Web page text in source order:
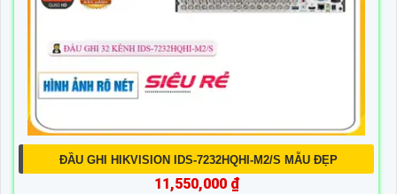
ĐẦU GHI HIKVISION IDS-7232HQHI-M2/S MẪU ĐẸP
11,550,000 ₫